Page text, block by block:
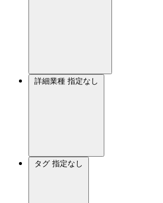
詳細業種 指定なし
タグ 指定なし